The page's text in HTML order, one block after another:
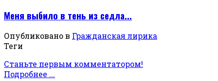
Меня выбило в тень из седла...
Опубликовано в Гражданская лирика
Теги
Станьте первым комментатором!
Подробнее ...